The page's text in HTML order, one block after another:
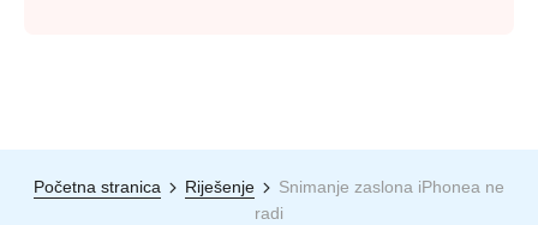
Početna stranica Riješenje
Snimanje zaslona iPhonea ne
radi